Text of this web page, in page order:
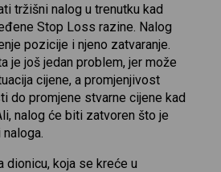
tržišni nalog u trenutku kad
Stop Loss razine. Nalog
pozicije i njeno zatvaranje.
je još jedan problem, jer može
cijene, a promjenjivost
do promjene stvarne cijene kad
nalog će biti zatvoren što je
dionicu, koja se kreće u